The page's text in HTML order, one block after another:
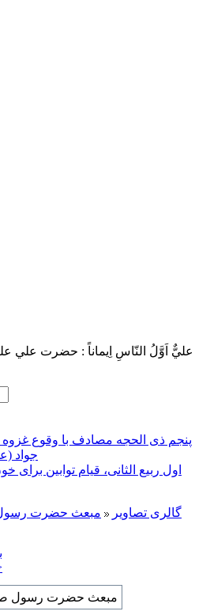
عليٌّ اَوَّلُ النّاسِ اِيماناً : حضرت علي
پنجم ذی الحجه مصادف با وقوع
جواد
اول ربیع الثانی، قیام توابین
گالری تصاویر مبعث حضرت رسول